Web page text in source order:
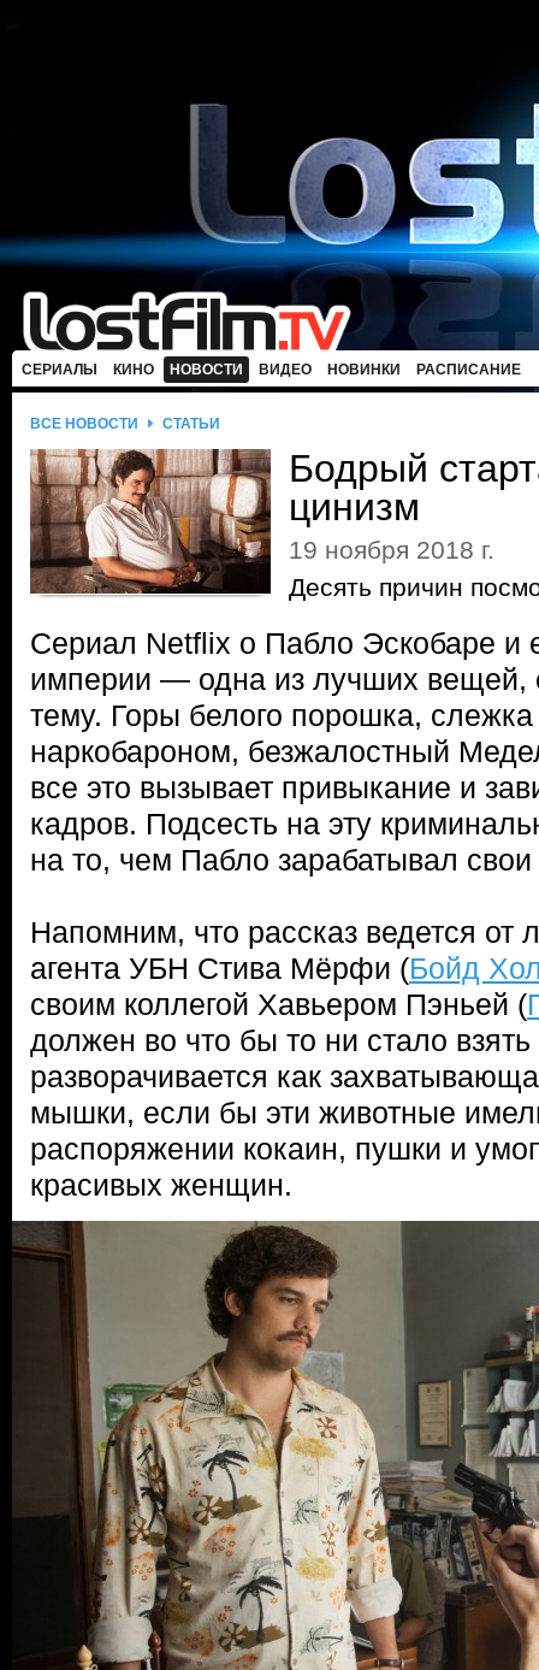
СЕРИАЛЫ КИНО НОВОСТИ ВИДЕО НОВИНКИ РАСПИСАНИЕ
ВСЕ НОВОСТИ СТАТЬИ
Бодрый
цинизм
19 ноября 2018 г.
Десять причин
Сериал Netflix о Пабло Эскобаре и
империи — одна из лучших вещей,
тему. Горы белого порошка,
наркобароном, безжалостный
все это вызывает привыкание и
кадров. Подсесть на эту
на то, чем Пабло зарабатывал
Напомним, что рассказ ведется от
агента УБН Стива Мёрфи (Бойд
своим коллегой Хавьером Пэньей (
должен во что бы то ни стало
разворачивается как
мышки, если бы эти животные
распоряжении кокаин, пушки и
красивых женщин.